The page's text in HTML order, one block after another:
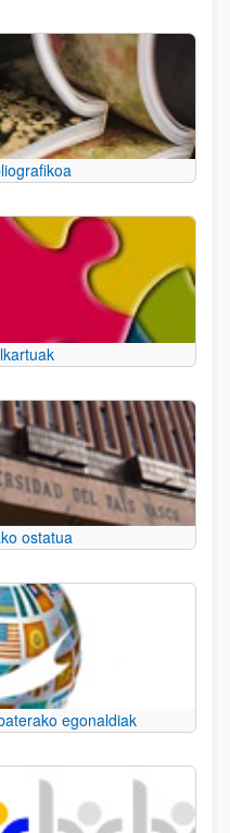
ostatua
egonaldiak